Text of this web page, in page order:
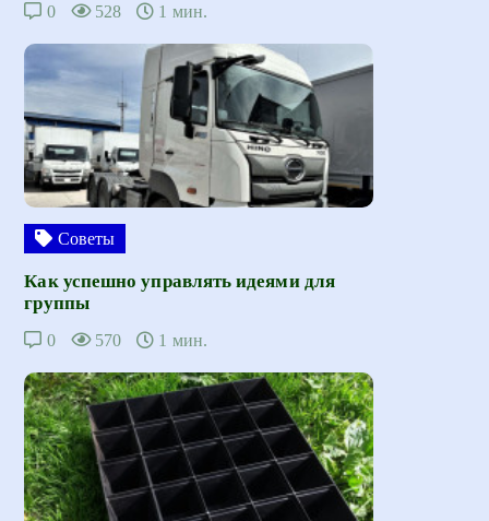
0 528 1 мин.
Советы
Как успешно управлять идеями для
группы
0 570 1 мин.